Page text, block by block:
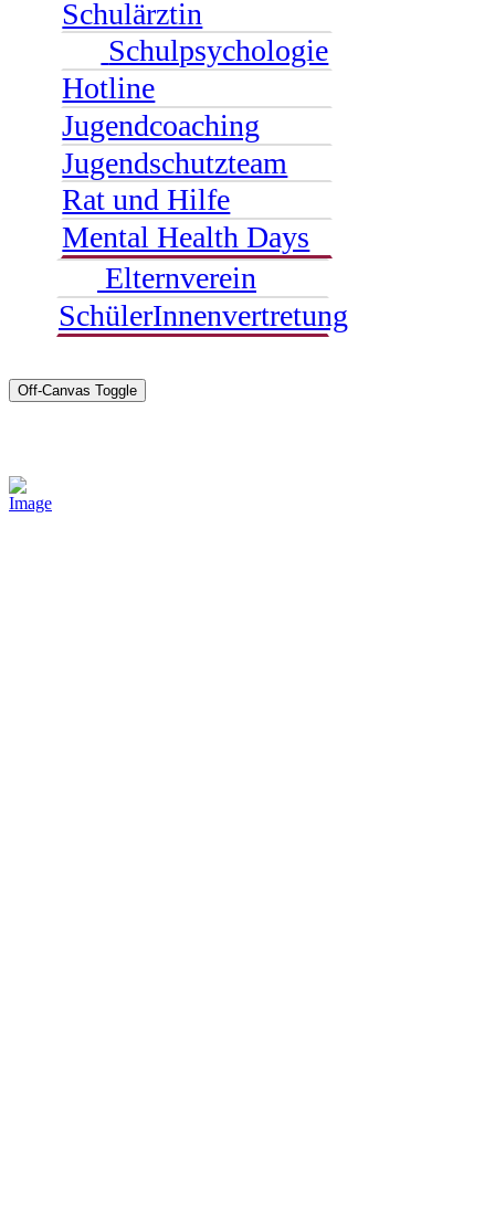
Schulärztin
Schulpsychologie
Hotline
Jugendcoaching
Jugendschutzteam
Rat und Hilfe
Mental Health Days
Elternverein
SchülerInnenvertretung
Off-Canvas Toggle